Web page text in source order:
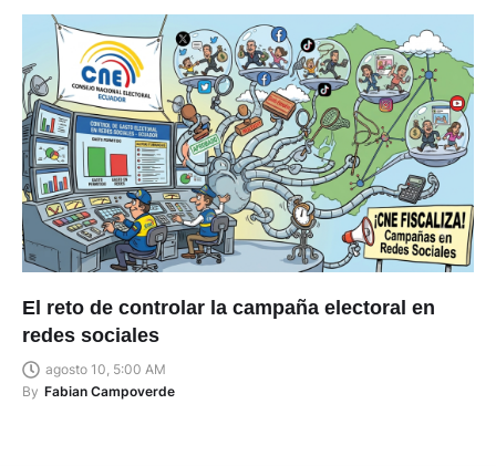
redes sociales
agosto 10, 5:00 AM
By Fabian Campoverde